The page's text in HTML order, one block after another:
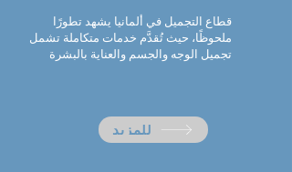
قطاع التجميل في ألمانيا يشهد تطورًا
ملحوظًا، حيث تُقدَّم خدمات متكاملة تشمل
تجميل الوجه والجسم والعناية بالبشرة
للمزيد